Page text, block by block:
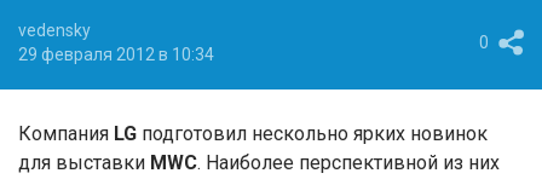
vedensky
29 февраля 2012 в 10:34
0
Компания LG подготовил нескольно ярких новинок
для выставки MWC. Наиболее перспективной из них